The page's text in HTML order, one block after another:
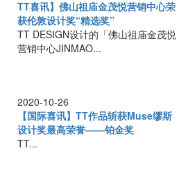
TT喜讯】佛山祖庙金茂悦营销中心荣
获伦敦设计奖“精选奖”
TT DESIGN设计的「佛山祖庙金茂悦
营销中心JINMAO...
2020-10-26
【国际喜讯】TT作品斩获Muse缪斯
设计奖最高荣誉——铂金奖
TT...